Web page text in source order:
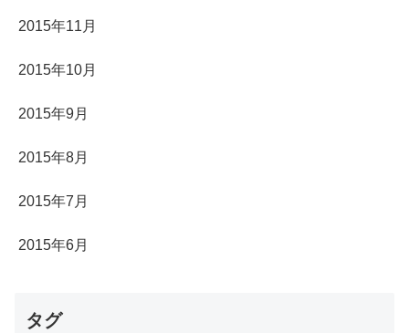
2015年11月
2015年10月
2015年9月
2015年8月
2015年7月
2015年6月
タグ